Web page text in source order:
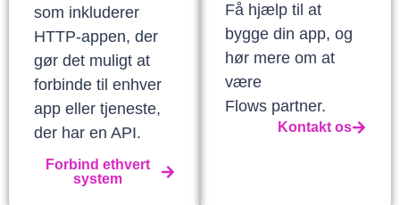
som inkluderer
HTTP-appen, der
gør det muligt at
forbinde til enhver
app eller tjeneste,
der har en API.
Forbind ethvert
system
Få hjælp til at
bygge din app, og
hør mere om at
være
Flows partner.
Kontakt os